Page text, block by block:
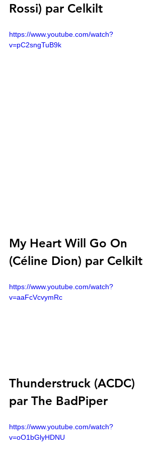
Rossi) par Celkilt
https://www.youtube.com/watch?
v=pC2sngTuB9k
My Heart Will Go On
(Céline Dion) par Celkilt
https://www.youtube.com/watch?
v=aaFcVcvymRc
Thunderstruck (ACDC)
par The BadPiper
https://www.youtube.com/watch?
v=oO1bGlyHDNU